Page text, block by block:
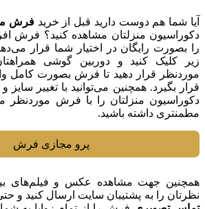
آیا شما هم دوست دارید قبل از خریدفرش
دکوراسیون منزلتان مشاهده کنید؟ فرش
را بصورت رایگان در اختیار شما قرار
زیر کلیک کنید و دوربین گوشی
موردنظر قرار دهيد تا فرش بصورت کامل
قرار بگیرد. همچنین می‌توانید با تغییر
دکوراسیون منزلتان را با فرش موردنظر
مطمنتری داشته باشید.
پرو مجازی فرش
همچنین جهت مشاهده عکس و فیلم‌های
نظرتان را به پشتیبان سایت ارسال کنید و